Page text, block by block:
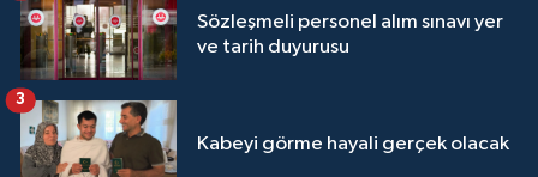
Sözleşmeli personel alım sınavı yer
ve tarih duyurusu
Kabeyi görme hayali gerçek olacak
3